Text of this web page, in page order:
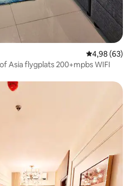
4,98 av 5 i
4,98 (63)
Asia flygplats 200+mpbs WIFI